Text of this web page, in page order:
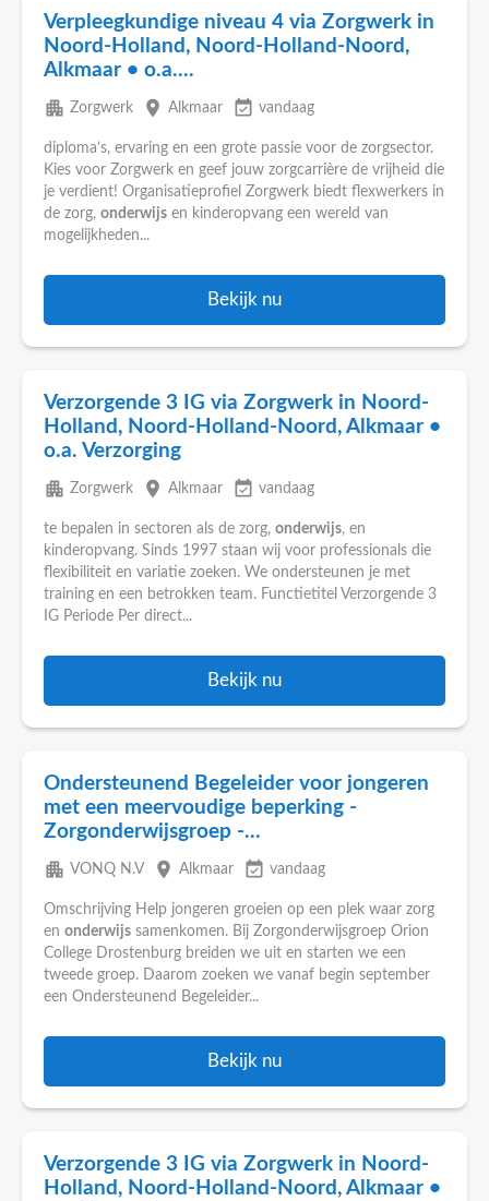
Verpleegkundige niveau 4 via Zorgwerk in
Noord-Holland, Noord-Holland-Noord,
Alkmaar • o.a....
apartment Zorgwerk place Alkmaar event_available vandaag
diploma’s, ervaring en een grote passie voor de zorgsector.
Kies voor Zorgwerk en geef jouw zorgcarrière de vrijheid die
je verdient! Organisatieprofiel Zorgwerk biedt flexwerkers in
de zorg, onderwijs en kinderopvang een wereld van
mogelijkheden...
Bekijk nu
Verzorgende 3 IG via Zorgwerk in Noord-
Holland, Noord-Holland-Noord, Alkmaar •
o.a. Verzorging
apartment Zorgwerk place Alkmaar event_available vandaag
te bepalen in sectoren als de zorg, onderwijs, en
kinderopvang. Sinds 1997 staan wij voor professionals die
flexibiliteit en variatie zoeken. We ondersteunen je met
training en een betrokken team. Functietitel Verzorgende 3
IG Periode Per direct...
Bekijk nu
Ondersteunend Begeleider voor jongeren
met een meervoudige beperking -
Zorgonderwijsgroep -...
apartment VONQ N.V place Alkmaar event_available vandaag
Omschrijving Help jongeren groeien op een plek waar zorg
en onderwijs samenkomen. Bij Zorgonderwijsgroep Orion
College Drostenburg breiden we uit en starten we een
tweede groep. Daarom zoeken we vanaf begin september
een Ondersteunend Begeleider...
Bekijk nu
Verzorgende 3 IG via Zorgwerk in Noord-
Holland, Noord-Holland-Noord, Alkmaar •